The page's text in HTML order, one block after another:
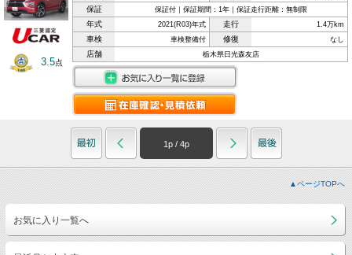
3.5点
保証 保証付｜保証期間：1年｜保証走行距離：無制限
年式 2021(R03)年式 走行 1.4万km
車検 車検整備付 修復 なし
店舗 栃木県日光森友店
1p / 4p
▲ページTOPへ
お気に入り一覧へ